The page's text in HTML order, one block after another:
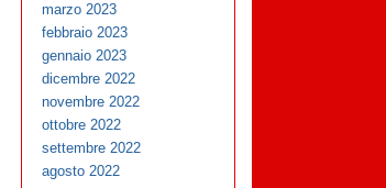
marzo 2023
febbraio 2023
gennaio 2023
dicembre 2022
novembre 2022
ottobre 2022
settembre 2022
agosto 2022